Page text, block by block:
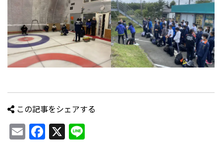
この記事をシェアする
EmailFacebook
X